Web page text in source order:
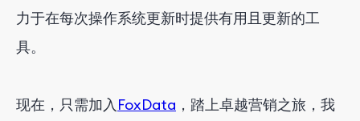
力于在每次操作系统更新时提供有用且更新的工
具。
现在，只需加入 FoxData ，踏上卓越营销之旅，我